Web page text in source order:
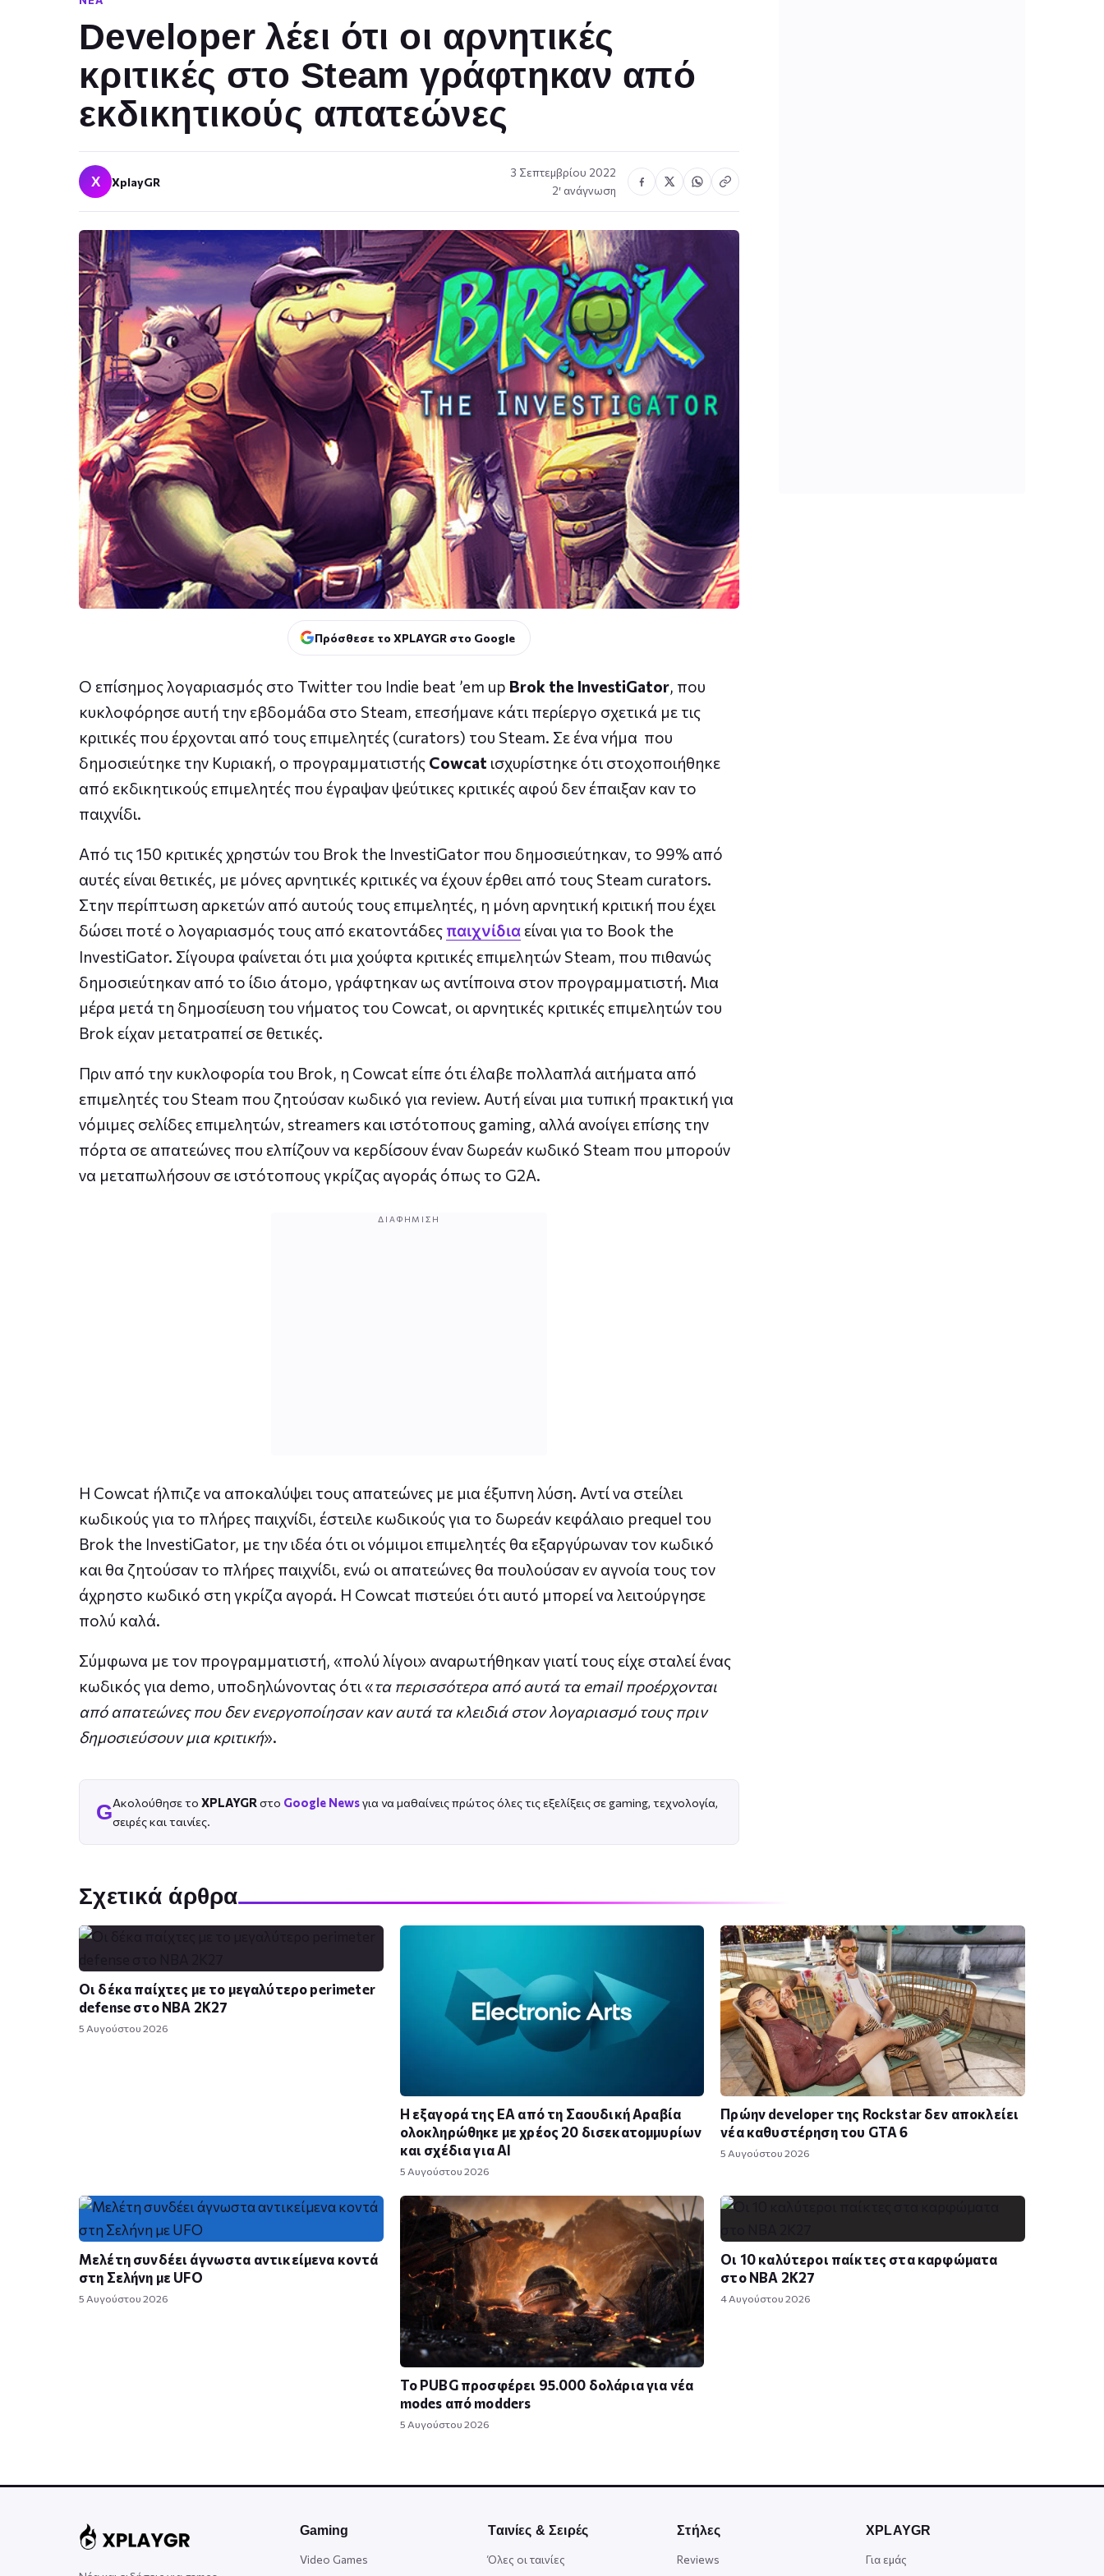
Developer λέει ότι οι αρνητικές
κριτικές στο Steam γράφτηκαν από
εκδικητικούς απατεώνες
X XplayGR
3 Σεπτεμβρίου 2022
2′ ανάγνωση
Πρόσθεσε το XPLAYGR στο Google
Ο επίσημος λογαριασμός στο Twitter του Indie beat ’em up Brok the InvestiGator, που
κυκλοφόρησε αυτή την εβδομάδα στο Steam, επεσήμανε κάτι περίεργο σχετικά με τις
κριτικές που έρχονται από τους επιμελητές (curators) του Steam. Σε ένα νήμα που
δημοσιεύτηκε την Κυριακή, ο προγραμματιστής Cowcat ισχυρίστηκε ότι στοχοποιήθηκε
από εκδικητικούς επιμελητές που έγραψαν ψεύτικες κριτικές αφού δεν έπαιξαν καν το
παιχνίδι.
Από τις 150 κριτικές χρηστών του Brok the InvestiGator που δημοσιεύτηκαν, το 99% από
αυτές είναι θετικές, με μόνες αρνητικές κριτικές να έχουν έρθει από τους Steam curators.
Στην περίπτωση αρκετών από αυτούς τους επιμελητές, η μόνη αρνητική κριτική που έχει
δώσει ποτέ ο λογαριασμός τους από εκατοντάδες παιχνίδια είναι για το Book the
InvestiGator. Σίγουρα φαίνεται ότι μια χούφτα κριτικές επιμελητών Steam, που πιθανώς
δημοσιεύτηκαν από το ίδιο άτομο, γράφτηκαν ως αντίποινα στον προγραμματιστή. Μια
μέρα μετά τη δημοσίευση του νήματος του Cowcat, οι αρνητικές κριτικές επιμελητών του
Brok είχαν μετατραπεί σε θετικές.
Πριν από την κυκλοφορία του Brok, η Cowcat είπε ότι έλαβε πολλαπλά αιτήματα από
επιμελητές του Steam που ζητούσαν κωδικό για review. Αυτή είναι μια τυπική πρακτική για
νόμιμες σελίδες επιμελητών, streamers και ιστότοπους gaming, αλλά ανοίγει επίσης την
πόρτα σε απατεώνες που ελπίζουν να κερδίσουν έναν δωρεάν κωδικό Steam που μπορούν
να μεταπωλήσουν σε ιστότοπους γκρίζας αγοράς όπως το G2A.
ΔΙΑΦΉΜΙΣΗ
Η Cowcat ήλπιζε να αποκαλύψει τους απατεώνες με μια έξυπνη λύση. Αντί να στείλει
κωδικούς για το πλήρες παιχνίδι, έστειλε κωδικούς για το δωρεάν κεφάλαιο prequel του
Brok the InvestiGator, με την ιδέα ότι οι νόμιμοι επιμελητές θα εξαργύρωναν τον κωδικό
και θα ζητούσαν το πλήρες παιχνίδι, ενώ οι απατεώνες θα πουλούσαν εν αγνοία τους τον
άχρηστο κωδικό στη γκρίζα αγορά. Η Cowcat πιστεύει ότι αυτό μπορεί να λειτούργησε
πολύ καλά.
Σύμφωνα με τον προγραμματιστή, «πολύ λίγοι» αναρωτήθηκαν γιατί τους είχε σταλεί ένας
κωδικός για demo, υποδηλώνοντας ότι «τα περισσότερα από αυτά τα email προέρχονται
από απατεώνες που δεν ενεργοποίησαν καν αυτά τα κλειδιά στον λογαριασμό τους πριν
δημοσιεύσουν μια κριτική».
GΑκολούθησε το XPLAYGR στο Google Newsγια να μαθαίνεις πρώτος όλες τις εξελίξεις σε gaming, τεχνολογία,
σειρές και ταινίες.
Σχετικά άρθρα
Οι δέκα παίχτες με το μεγαλύτερο perimeter
defense στο NBA 2K27
5 Αυγούστου 2026
Η εξαγορά της EA από τη Σαουδική Αραβία
ολοκληρώθηκε με χρέος 20 δισεκατομμυρίων
και σχέδια για AI
5 Αυγούστου 2026
Πρώην developer της Rockstar δεν αποκλείει
νέα καθυστέρηση του GTA 6
5 Αυγούστου 2026
Μελέτη συνδέει άγνωστα αντικείμενα κοντά
στη Σελήνη με UFO
5 Αυγούστου 2026
Το PUBG προσφέρει 95.000 δολάρια για νέα
modes από modders
5 Αυγούστου 2026
Οι 10 καλύτεροι παίκτες στα καρφώματα
στο NBA 2K27
4 Αυγούστου 2026
Gaming
Video Games
Ταινίες & Σειρές
Όλες οι ταινίες
Στήλες
Reviews
XPLAYGR
Για εμάς